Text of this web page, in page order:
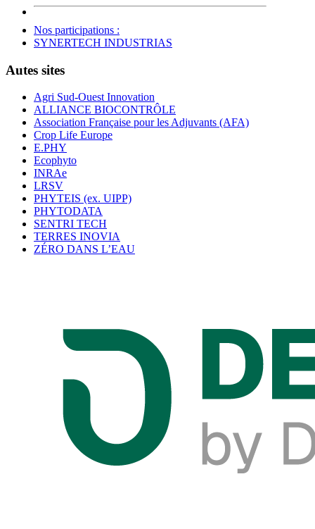
Nos participations :
SYNERTECH INDUSTRIAS
Autes sites
Agri Sud-Ouest Innovation
ALLIANCE BIOCONTRÔLE
Association Française pour les Adjuvants (AFA)
Crop Life Europe
E.PHY
Ecophyto
INRAe
LRSV
PHYTEIS (ex. UIPP)
PHYTODATA
SENTRI TECH
TERRES INOVIA
ZÉRO DANS L’EAU